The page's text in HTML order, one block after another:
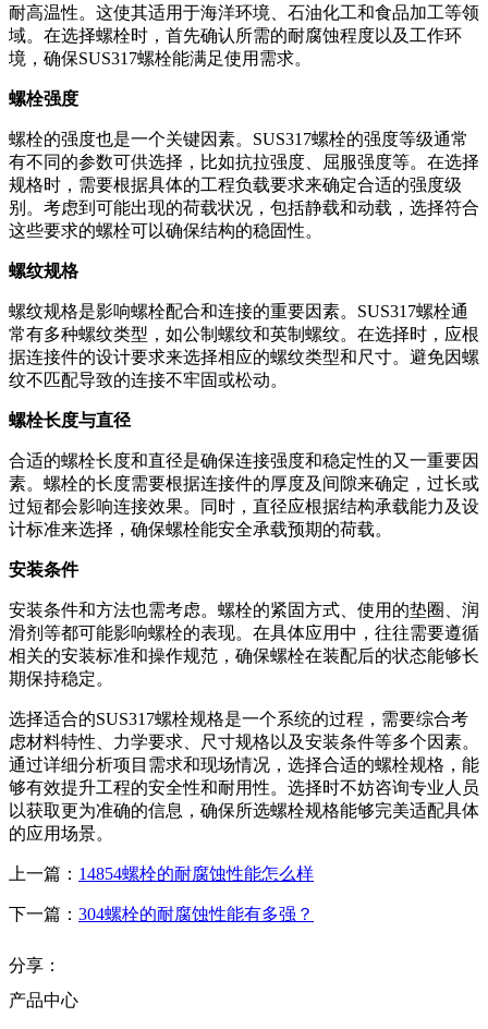
耐高温性。这使其适用于海洋环境、石油化工和食品加工等领
域。在选择螺栓时，首先确认所需的耐腐蚀程度以及工作环
境，确保SUS317螺栓能满足使用需求。
螺栓强度
螺栓的强度也是一个关键因素。SUS317螺栓的强度等级通常
有不同的参数可供选择，比如抗拉强度、屈服强度等。在选择
规格时，需要根据具体的工程负载要求来确定合适的强度级
别。考虑到可能出现的荷载状况，包括静载和动载，选择符合
这些要求的螺栓可以确保结构的稳固性。
螺纹规格
螺纹规格是影响螺栓配合和连接的重要因素。SUS317螺栓通
常有多种螺纹类型，如公制螺纹和英制螺纹。在选择时，应根
据连接件的设计要求来选择相应的螺纹类型和尺寸。避免因螺
纹不匹配导致的连接不牢固或松动。
螺栓长度与直径
合适的螺栓长度和直径是确保连接强度和稳定性的又一重要因
素。螺栓的长度需要根据连接件的厚度及间隙来确定，过长或
过短都会影响连接效果。同时，直径应根据结构承载能力及设
计标准来选择，确保螺栓能安全承载预期的荷载。
安装条件
安装条件和方法也需考虑。螺栓的紧固方式、使用的垫圈、润
滑剂等都可能影响螺栓的表现。在具体应用中，往往需要遵循
相关的安装标准和操作规范，确保螺栓在装配后的状态能够长
期保持稳定。
选择适合的SUS317螺栓规格是一个系统的过程，需要综合考
虑材料特性、力学要求、尺寸规格以及安装条件等多个因素。
通过详细分析项目需求和现场情况，选择合适的螺栓规格，能
够有效提升工程的安全性和耐用性。选择时不妨咨询专业人员
以获取更为准确的信息，确保所选螺栓规格能够完美适配具体
的应用场景。
上一篇： 14854螺栓的耐腐蚀性能怎么样
下一篇： 304螺栓的耐腐蚀性能有多强？
分享：
产品中心